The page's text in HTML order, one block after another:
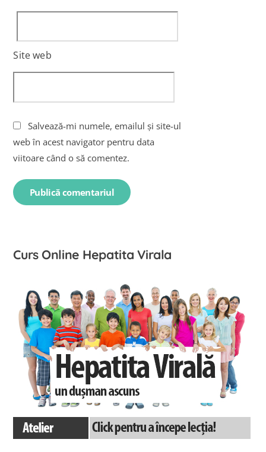
Site web
Salvează-mi numele, emailul și site-ul
web în acest navigator pentru data
viitoare când o să comentez.
Curs Online Hepatita Virala